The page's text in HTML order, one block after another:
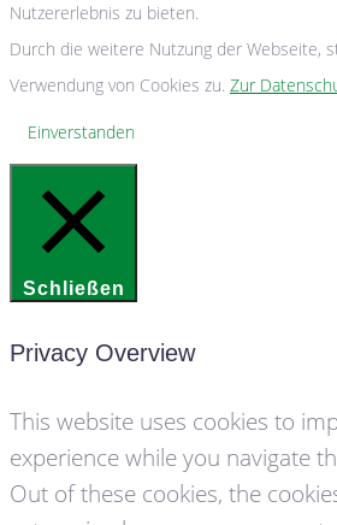
Nutzererlebnis zu bieten.
Durch die weitere Nutzung der Webseite,
Verwendung von Cookies zu. Zur
Einverstanden
Schließen
Privacy Overview
This website uses cookies to
experience while you navigate
Out of these cookies, the